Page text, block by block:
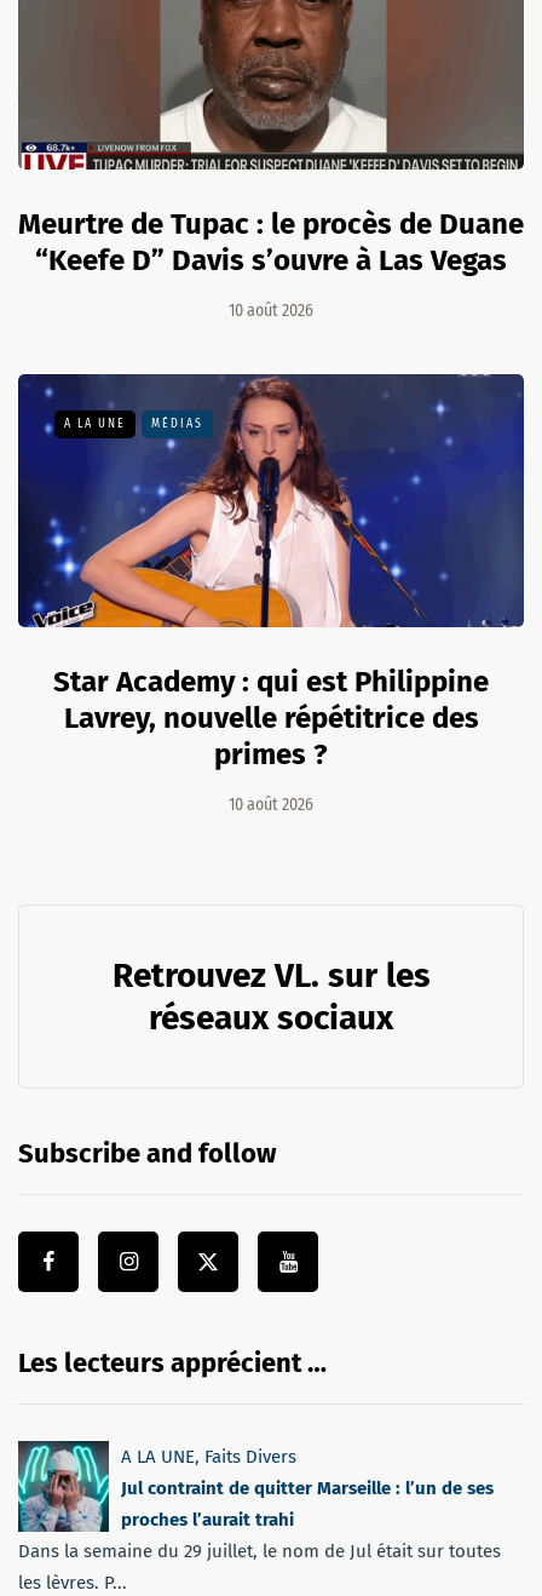
Meurtre de Tupac : le procès de Duane
“Keefe D” Davis s’ouvre à Las Vegas
10 août 2026
A LA UNE MÉDIAS
Star Academy : qui est Philippine
Lavrey, nouvelle répétitrice des
primes ?
10 août 2026
Retrouvez VL. sur les
réseaux sociaux
Subscribe and follow
Les lecteurs apprécient …
A LA UNE, Faits Divers
Jul contraint de quitter Marseille : l’un de ses
proches l’aurait trahi
Dans la semaine du 29 juillet, le nom de Jul était sur toutes
les lèvres. P...